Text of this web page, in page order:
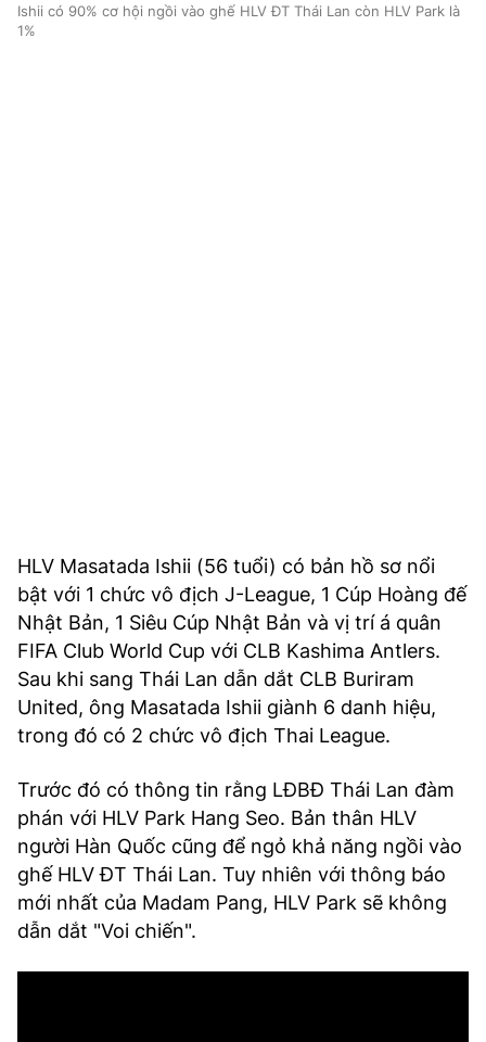
Ishii có 90% cơ hội ngồi vào ghế HLV ĐT Thái Lan còn HLV Park là
1%
HLV Masatada Ishii (56 tuổi) có bản hồ sơ nổi
bật với 1 chức vô địch J-League, 1 Cúp Hoàng đế
Nhật Bản, 1 Siêu Cúp Nhật Bản và vị trí á quân
FIFA Club World Cup với CLB Kashima Antlers.
Sau khi sang Thái Lan dẫn dắt CLB Buriram
United, ông Masatada Ishii giành 6 danh hiệu,
trong đó có 2 chức vô địch Thai League.
Trước đó có thông tin rằng LĐBĐ Thái Lan đàm
phán với HLV Park Hang Seo. Bản thân HLV
người Hàn Quốc cũng để ngỏ khả năng ngồi vào
ghế HLV ĐT Thái Lan. Tuy nhiên với thông báo
mới nhất của Madam Pang, HLV Park sẽ không
dẫn dắt "Voi chiến".